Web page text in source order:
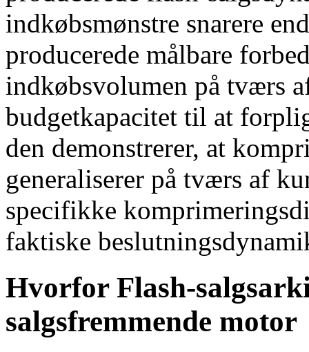
indkøbsmønstre snarere
producerede målbare
indkøbsvolumen på tværs
budgetkapacitet til at
den demonstrerer, at
generaliserer på tværs af
specifikke
faktiske
Hvorfor Flash-
salgsfremmende motor